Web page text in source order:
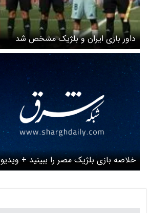
داور بازی ایران و بلژیک مشخص شد
خلاصه بازی بلژیک مصر را ببینید + ویدیو